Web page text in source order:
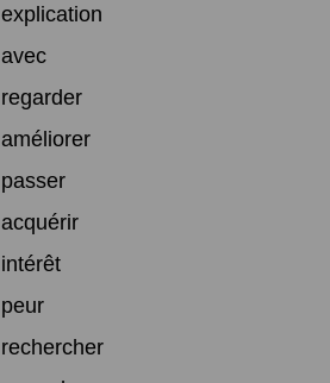
explication
avec
regarder
améliorer
passer
acquérir
intérêt
peur
rechercher